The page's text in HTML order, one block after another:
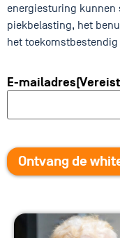
energiesturing kunnen
piekbelasting, het
het
E-mailadres